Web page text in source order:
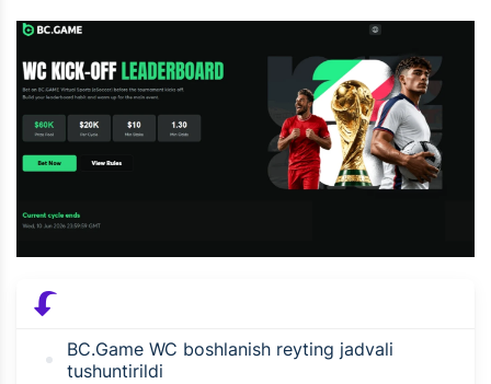
BC.Game WC boshlanish reyting jadvali
tushuntirildi